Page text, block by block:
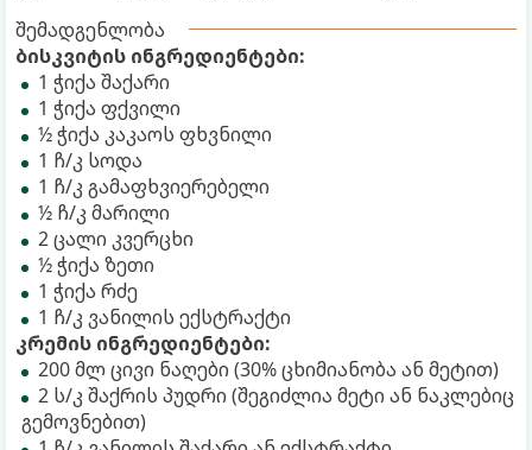
შემადგენლობა
ბისკვიტის ინგრედიენტები:
1 ჭიქა შაქარი
1 ჭიქა ფქვილი
½ ჭიქა კაკაოს ფხვნილი
1 ჩ/კ სოდა
1 ჩ/კ გამაფხვიერებელი
½ ჩ/კ მარილი
2 ცალი კვერცხი
½ ჭიქა ზეთი
1 ჭიქა რძე
1 ჩ/კ ვანილის ექსტრაქტი
კრემის ინგრედიენტები:
200 მლ ცივი ნაღები (30% ცხიმიანობა ან მეტით)
2 ს/კ შაქრის პუდრი (შეგიძლია მეტი ან ნაკლებიც
გემოვნებით)